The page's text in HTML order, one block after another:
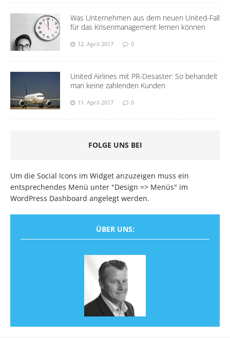
Was Unternehmen aus dem neuen United-Fall
für das Krisenmanagement lernen können
12. April 2017 0
United Airlines mit PR-Desaster: So behandelt
man keine zahlenden Kunden
11. April 2017 0
FOLGE UNS BEI
Um die Social Icons im Widget anzuzeigen muss ein
entsprechendes Menü unter "Design => Menüs" im
WordPress Dashboard angelegt werden.
ÜBER UNS: